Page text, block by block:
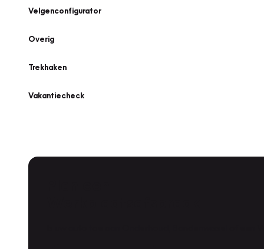
Velgenconfigurator
Overig
Trekhaken
Vakantiecheck